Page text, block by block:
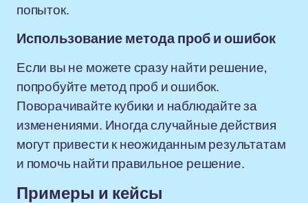
попыток.
Использование метода проб и ошибок
Если вы не можете сразу найти решение,
попробуйте метод проб и ошибок.
Поворачивайте кубики и наблюдайте за
изменениями. Иногда случайные действия
могут привести к неожиданным результатам
и помочь найти правильное решение.
Примеры и кейсы